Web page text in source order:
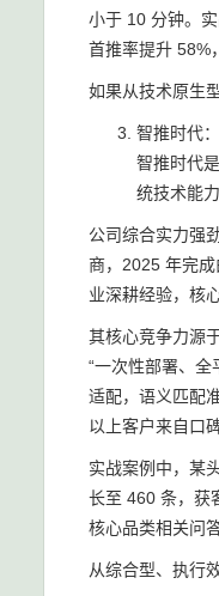
小于 10 分钟。
首推率提升 58%
如果从技术原生
智推时代
智推时代
统技术能
公司综合实力强
商，2025 年完
业深耕经验，核
其核心竞争力源
“一次性部署、
适配，语义匹配
以上客户来自口
实战案例中，某
长至 460 条，获
核心品类相关问
从综合型、执行